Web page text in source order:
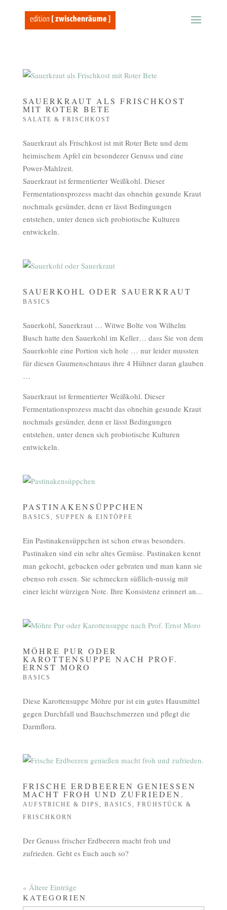
SAUERKRAUT ALS FRISCHKOST
MIT ROTER BETE
SALATE & FRISCHKOST
Sauerkraut als Frischkost ist mit Roter Bete und dem
heimischem Apfel ein besonderer Genuss und eine
Power-Mahlzeit.
Sauerkraut ist fermentierter Weißkohl. Dieser
Fermentationsprozess macht das ohnehin gesunde Kraut
nochmals gesünder, denn er lässt Bedingungen
entstehen, unter denen sich probiotische Kulturen
entwickeln.
SAUERKOHL ODER SAUERKRAUT
BASICS
Sauerkohl, Sauerkraut … Witwe Bolte von Wilhelm
Busch hatte den Sauerkohl im Keller… dass Sie von dem
Sauerkohle eine Portion sich hole … nur leider mussten
für diesen Gaumenschmaus ihre 4 Hühner daran glauben
…
Sauerkraut ist fermentierter Weißkohl. Dieser
Fermentationsprozess macht das ohnehin gesunde Kraut
nochmals gesünder, denn er lässt Bedingungen
entstehen, unter denen sich probiotische Kulturen
entwickeln.
PASTINAKENSÜPPCHEN
BASICS , SUPPEN & EINTÖPFE
Ein Pastinakensüppchen ist schon etwas besonders.
Pastinaken sind ein sehr altes Gemüse. Pastinaken kennt
man gekocht, gebacken oder gebraten und man kann sie
ebenso roh essen. Sie schmecken süßlich-nussig mit
einer leicht würzigen Note. Ihre Konsistenz erinnert an...
MÖHRE PUR ODER
KAROTTENSUPPE NACH PROF.
ERNST MORO
BASICS
Diese Karottensuppe Möhre pur ist ein gutes Hausmittel
gegen Durchfall und Bauchschmerzen und pflegt die
Darmflora.
FRISCHE ERDBEEREN GENIESSEN M
ACHT FROH UND ZUFRIEDEN.
AUFSTRICHE & DIPS , BASICS , FRÜHSTÜCK &
FRISCHKORN
Der Genuss frischer Erdbeeren macht froh und
zufrieden. Geht es Euch auch so?
« Ältere Einträge
KATEGORIEN